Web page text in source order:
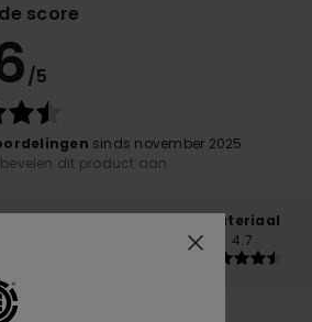
score
/5
sinds november 2025
dit product aan
Materiaal
4.7